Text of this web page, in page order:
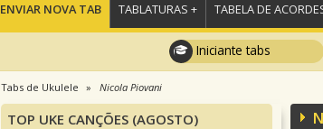
ENVIAR NOVA TAB TABLATURAS + TABELA DE
Iniciante tabs
Tabs de Ukulele Nicola Piovani
TOP UKE CANÇÕES (AGOSTO)